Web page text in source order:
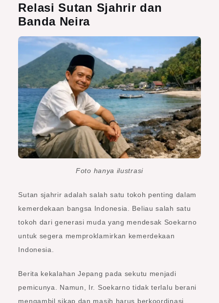
Relasi Sutan Sjahrir dan
Banda Neira
Foto hanya ilustrasi
Sutan sjahrir adalah salah satu tokoh penting dalam
kemerdekaan bangsa Indonesia. Beliau salah satu
tokoh dari generasi muda yang mendesak Soekarno
untuk segera memproklamirkan kemerdekaan
Indonesia.
Berita kekalahan Jepang pada sekutu menjadi
pemicunya. Namun, Ir. Soekarno tidak terlalu berani
mengambil sikap dan masih harus berkoordinasi